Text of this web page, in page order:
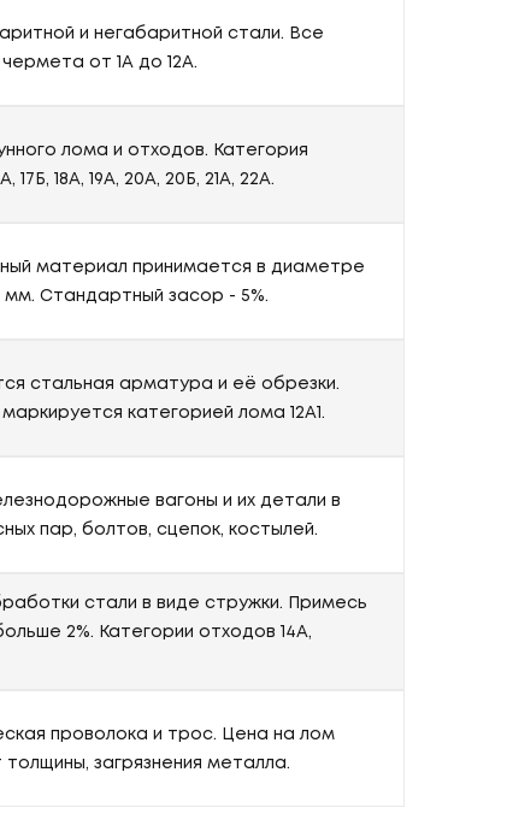
и негабаритной стали. Все
от 1А до 12А.
лома и отходов. Категория
17Б, 18А, 19А, 20А, 20Б, 21А, 22А.
материал принимается в диаметре
мм. Стандартный засор - 5%.
стальная арматура и её обрезки.
категорией лома 12А1.
вагоны и их детали в
пар, болтов, сцепок, костылей.
стали в виде стружки. Примесь
2%. Категории отходов 14А,
проволока и трос. Цена на лом
толщины, загрязнения металла.